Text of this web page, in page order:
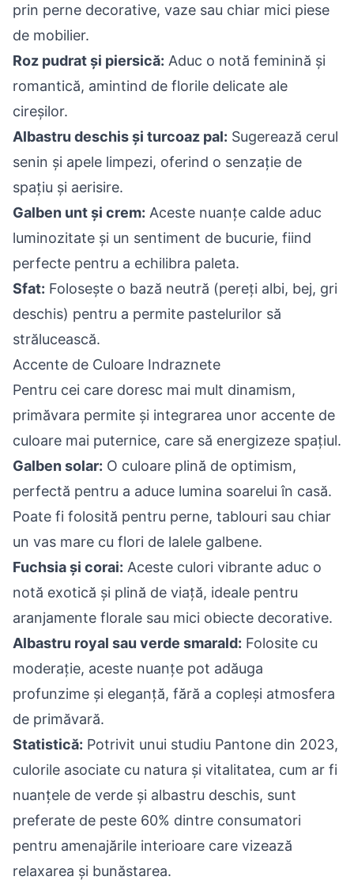
prin perne decorative, vaze sau chiar mici piese
de mobilier.
Roz pudrat și piersică: Aduc o notă feminină și
romantică, amintind de florile delicate ale
cireșilor.
Albastru deschis și turcoaz pal: Sugerează cerul
senin și apele limpezi, oferind o senzație de
spațiu și aerisire.
Galben unt și crem: Aceste nuanțe calde aduc
luminozitate și un sentiment de bucurie, fiind
perfecte pentru a echilibra paleta.
Sfat: Folosește o bază neutră (pereți albi, bej, gri
deschis) pentru a permite pastelurilor să
strălucească.
Accente de Culoare Indraznete
Pentru cei care doresc mai mult dinamism,
primăvara permite și integrarea unor accente de
culoare mai puternice, care să energizeze spațiul.
Galben solar: O culoare plină de optimism,
perfectă pentru a aduce lumina soarelui în casă.
Poate fi folosită pentru perne, tablouri sau chiar
un vas mare cu flori de lalele galbene.
Fuchsia și corai: Aceste culori vibrante aduc o
notă exotică și plină de viață, ideale pentru
aranjamente florale sau mici obiecte decorative.
Albastru royal sau verde smarald: Folosite cu
moderație, aceste nuanțe pot adăuga
profunzime și eleganță, fără a copleși atmosfera
de primăvară.
Statistică: Potrivit unui studiu Pantone din 2023,
culorile asociate cu natura și vitalitatea, cum ar fi
nuanțele de verde și albastru deschis, sunt
preferate de peste 60% dintre consumatori
pentru amenajările interioare care vizează
relaxarea și bunăstarea.